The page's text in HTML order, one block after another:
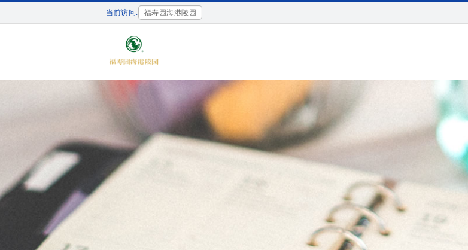
当前访问: 福寿园海港陵园